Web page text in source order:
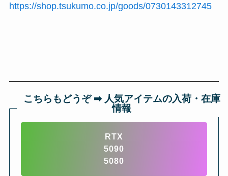
https://shop.tsukumo.co.jp/goods/0730143312745
こちらもどうぞ ➡︎ 人気アイテムの入荷・在庫
情報
RTX
5090
5080